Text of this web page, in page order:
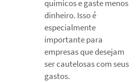
químicos e gaste menos
dinheiro. Isso é
especialmente
importante para
empresas que desejam
ser cautelosas com seus
gastos.